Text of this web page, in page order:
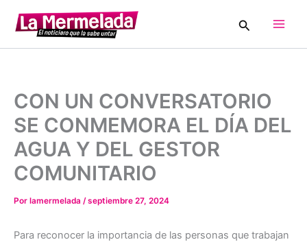
contenido
Buscar
CON UN CONVERSATORIO
SE CONMEMORA EL DÍA DEL
AGUA Y DEL GESTOR
COMUNITARIO
Por lamermelada /septiembre 27, 2024
Para reconocer la importancia de las personas que trabajan